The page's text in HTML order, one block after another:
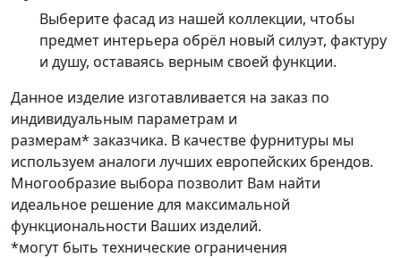
Выберите фасад из нашей коллекции, чтобы
предмет интерьера обрёл новый силуэт, фактуру
и душу, оставаясь верным своей функции.
Данное изделие изготавливается на заказ по
индивидуальным параметрам и
размерам* заказчика. В качестве фурнитуры мы
используем аналоги лучших европейских брендов.
Многообразие выбора позволит Вам найти
идеальное решение для максимальной
функциональности Ваших изделий.
*могут быть технические ограничения